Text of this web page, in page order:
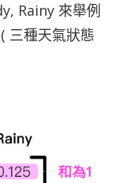
Rainy 來舉例
三種天氣狀態